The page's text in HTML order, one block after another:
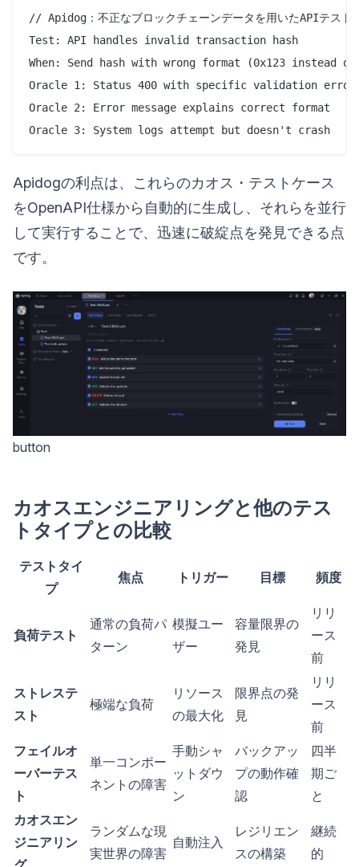
// Apidog：不正なブロックチェーンデータを用いたAPIテスト
Test: API handles invalid transaction hash
When: Send hash with wrong format (0x123 instead
Oracle 1: Status 400 with specific validation error
Oracle 2: Error message explains correct format
Apidogの利点は、これらのカオス・テストケース
をOpenAPI仕様から自動的に生成し、それらを並行
して実行することで、迅速に破綻点を発見できる点
です。
button
カオスエンジニアリングと他のテス
トタイプとの比較
テストタイ
プ
焦点 トリガー 目標 頻度
負荷テスト
通常の負荷パ
ターン
模擬ユー
ザー
容量限界の
発見
リリ
ース
前
ストレステ
スト
極端な負荷
リソース
の最大化
限界点の発
見
リリ
ース
前
フェイルオ
ーバーテス
ト
単一コンポー
ネントの障害
手動シャ
ットダウ
ン
バックアッ
プの動作確
認
四半
期ご
と
カオスエン
ジニアリン
ランダムな現
実世界の障害
自動注入
レジリエン
スの構築
継続
的